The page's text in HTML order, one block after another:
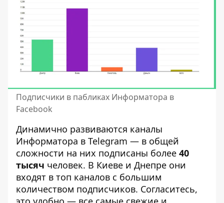
Подписчики в пабликах Информатора в
Facebook
Динамично развиваются каналы
Информатора в Telegram — в общей
сложности на них подписаны более 40
тысяч человек. В Киеве и Днепре они
входят в топ каналов с большим
количеством подписчиков. Согласитесь,